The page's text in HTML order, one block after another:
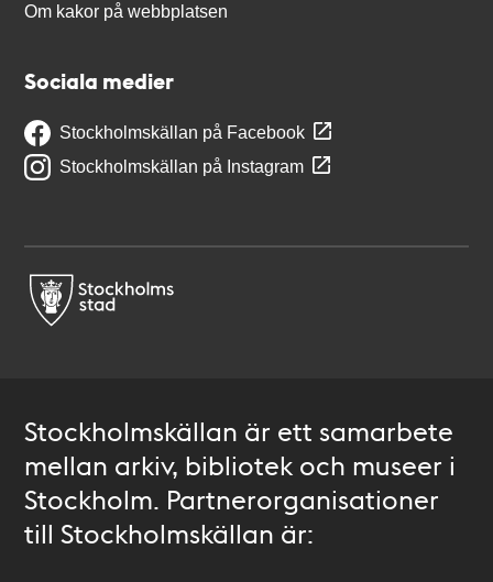
Om kakor på webbplatsen
Sociala medier
Stockholmskällan på Facebook
Stockholmskällan på Instagram
Stockholmskällan är ett samarbete
mellan arkiv, bibliotek och museer i
Stockholm. Partnerorganisationer
till Stockholmskällan är: